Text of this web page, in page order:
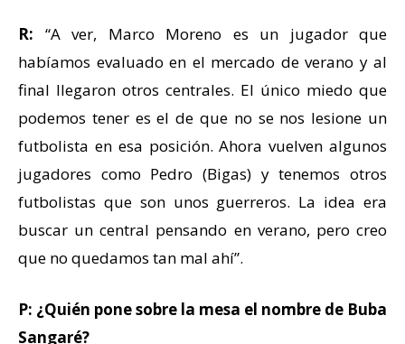
R: “A ver, Marco Moreno es un jugador que
habíamos evaluado en el mercado de verano y al
final llegaron otros centrales. El único miedo que
podemos tener es el de que no se nos lesione un
futbolista en esa posición. Ahora vuelven algunos
jugadores como Pedro (Bigas) y tenemos otros
futbolistas que son unos guerreros. La idea era
buscar un central pensando en verano, pero creo
que no quedamos tan mal ahí”.
P: ¿Quién pone sobre la mesa el nombre de Buba
Sangaré?